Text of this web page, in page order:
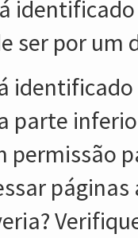
ser por um
parte
permissão